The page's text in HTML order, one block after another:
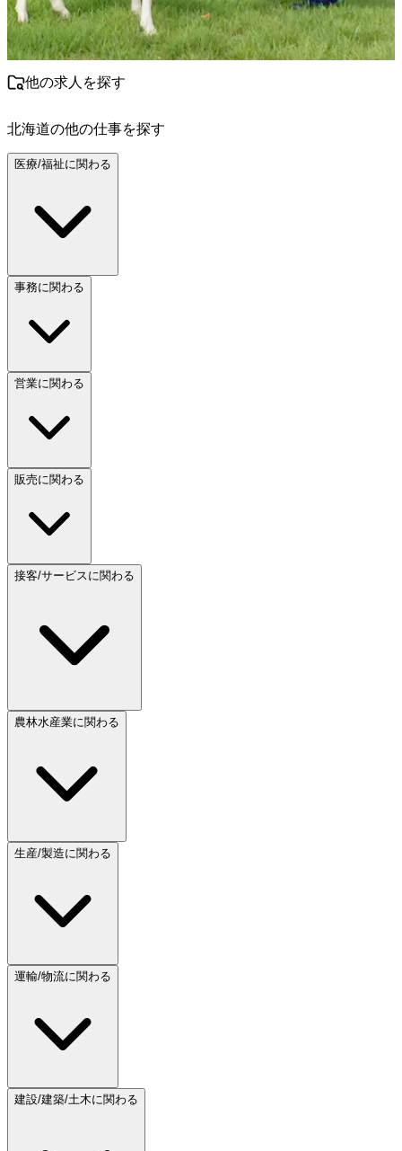
他の求人を探す
北海道の他の仕事を探す
医療/福祉に関わる
事務に関わる
営業に関わる
販売に関わる
接客/サービスに関わる
農林水産業に関わる
生産/製造に関わる
運輸/物流に関わる
建設/建築/土木に関わる